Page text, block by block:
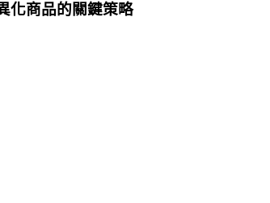
化商品的關鍵策略